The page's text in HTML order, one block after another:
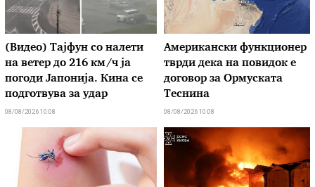
(Видео) Тајфун со налети
на ветер до 216 км/ч ја
погоди Јапонија. Кина се
подготвува за удар
08/08/2026 10:08
Американски функционер
тврди дека на повидок е
договор за Ормуската
Теснина
08/08/2026 10:08